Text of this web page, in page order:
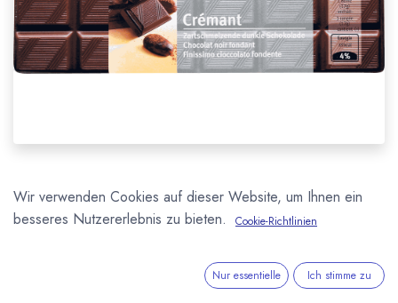
Migros
Wir verwenden Cookies auf dieser Website, um Ihnen ein
besseres Nutzererlebnis zu bieten.
Cookie-Richtlinien
Nur essentielle Ich stimme zu